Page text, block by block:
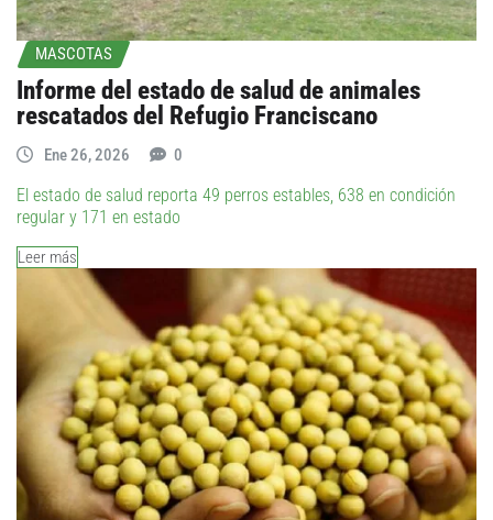
MASCOTAS
Informe del estado de salud de animales
rescatados del Refugio Franciscano
Ene 26, 2026 0
El estado de salud reporta 49 perros estables, 638 en condición
regular y 171 en estado
Leer más